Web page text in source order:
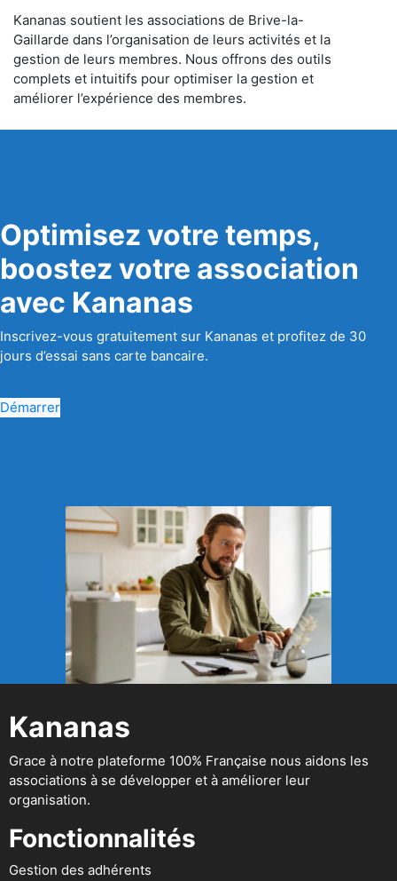
Kananas soutient les associations de Brive-la-
Gaillarde dans l’organisation de leurs activités et la
gestion de leurs membres. Nous offrons des outils
complets et intuitifs pour optimiser la gestion et
améliorer l’expérience des membres.
Optimisez votre temps,
boostez votre association
avec Kananas
Inscrivez-vous gratuitement sur Kananas et profitez de 30
jours d’essai sans carte bancaire.
Démarrer
Kananas
Grace à notre plateforme 100% Française nous aidons les
associations à se développer et à améliorer leur
organisation.
Fonctionnalités
Gestion des adhérents